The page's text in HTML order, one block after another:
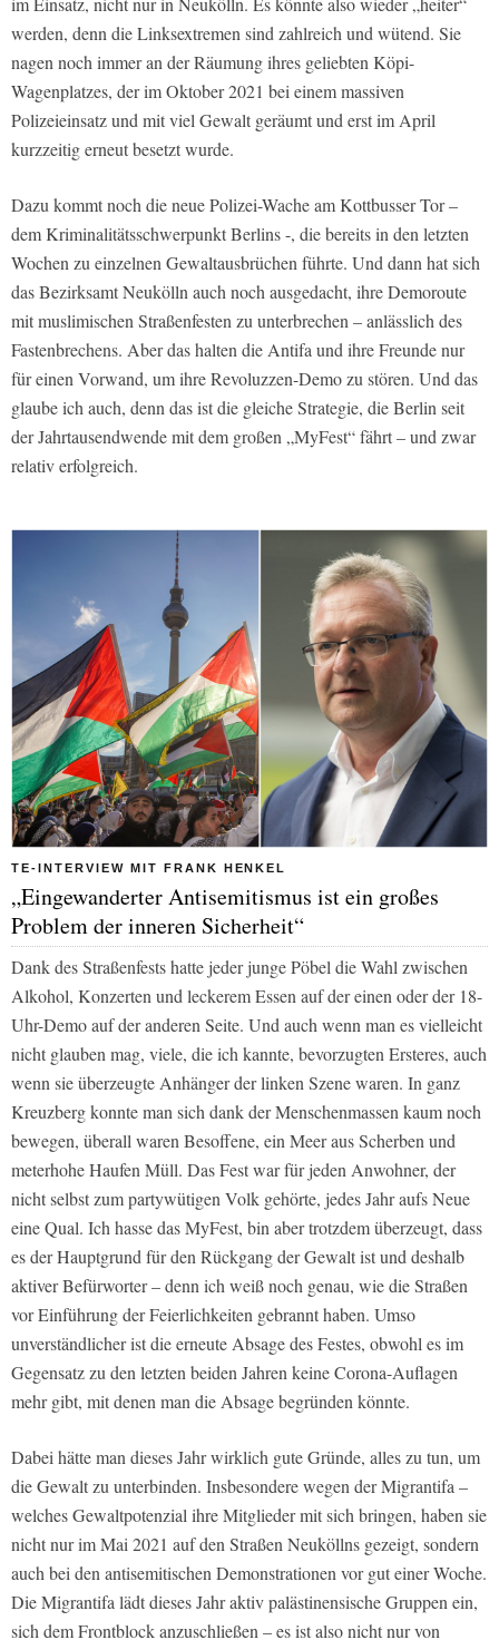
werden, denn die Linksextremen sind zahlreich und wütend. Sie
nagen noch immer an der Räumung ihres geliebten Köpi-
Wagenplatzes, der im Oktober 2021 bei einem massiven
Polizeieinsatz und mit viel Gewalt geräumt und erst im April
kurzzeitig erneut besetzt wurde.
Dazu kommt noch die neue Polizei-Wache am Kottbusser Tor –
dem Kriminalitätsschwerpunkt Berlins -, die bereits in den letzten
Wochen zu einzelnen Gewaltausbrüchen führte. Und dann hat sich
das Bezirksamt Neukölln auch noch ausgedacht, ihre Demoroute
mit muslimischen Straßenfesten zu unterbrechen – anlässlich des
Fastenbrechens. Aber das halten die Antifa und ihre Freunde nur
für einen Vorwand, um ihre Revoluzzen-Demo zu stören. Und das
glaube ich auch, denn das ist die gleiche Strategie, die Berlin seit
der Jahrtausendwende mit dem großen „MyFest“ fährt – und zwar
relativ erfolgreich.
TE-INTERVIEW MIT FRANK HENKEL
„Eingewanderter Antisemitismus ist ein großes
Problem der inneren Sicherheit“
Dank des Straßenfests hatte jeder junge Pöbel die Wahl zwischen
Alkohol, Konzerten und leckerem Essen auf der einen oder der 18-
Uhr-Demo auf der anderen Seite. Und auch wenn man es vielleicht
nicht glauben mag, viele, die ich kannte, bevorzugten Ersteres, auch
wenn sie überzeugte Anhänger der linken Szene waren. In ganz
Kreuzberg konnte man sich dank der Menschenmassen kaum noch
bewegen, überall waren Besoffene, ein Meer aus Scherben und
meterhohe Haufen Müll. Das Fest war für jeden Anwohner, der
nicht selbst zum partywütigen Volk gehörte, jedes Jahr aufs Neue
eine Qual. Ich hasse das MyFest, bin aber trotzdem überzeugt, dass
es der Hauptgrund für den Rückgang der Gewalt ist und deshalb
aktiver Befürworter – denn ich weiß noch genau, wie die Straßen
vor Einführung der Feierlichkeiten gebrannt haben. Umso
unverständlicher ist die erneute Absage des Festes, obwohl es im
Gegensatz zu den letzten beiden Jahren keine Corona-Auflagen
mehr gibt, mit denen man die Absage begründen könnte.
Dabei hätte man dieses Jahr wirklich gute Gründe, alles zu tun, um
die Gewalt zu unterbinden. Insbesondere wegen der Migrantifa –
welches Gewaltpotenzial ihre Mitglieder mit sich bringen, haben sie
nicht nur im Mai 2021 auf den Straßen Neuköllns gezeigt, sondern
auch bei den antisemitischen Demonstrationen vor gut einer Woche.
Die Migrantifa lädt dieses Jahr aktiv palästinensische Gruppen ein,
sich dem Frontblock anzuschließen – es ist also nicht nur von